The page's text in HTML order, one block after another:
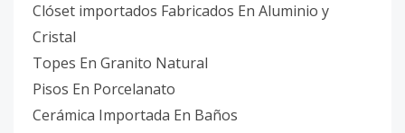
Clóset importados Fabricados En Aluminio y
Cristal
Topes En Granito Natural
Pisos En Porcelanato
Cerámica Importada En Baños